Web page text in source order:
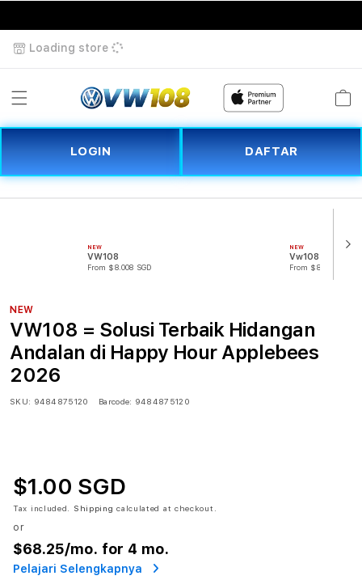
Loading store
Cart
LOGIN DAFTAR
NEW
VW108
From $8.008 SGD
NEW
Vw108 Resmi
From $807.77 SGD
NEW
VW108 = Solusi Terbaik Hidangan
Andalan di Happy Hour Applebees
2026
SKU: 9484875120 Barcode: 9484875120
$1.00 SGD
Tax included. Shipping calculated at checkout.
or
$68.25/mo. for 4 mo.
Pelajari Selengkapnya